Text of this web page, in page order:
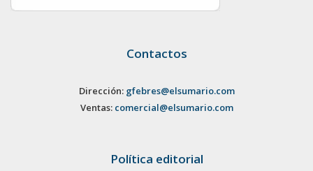
Contactos
Dirección: gfebres@elsumario.com
Ventas: comercial@elsumario.com
Política editorial